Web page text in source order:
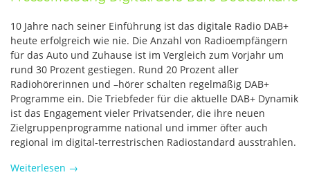
10 Jahre nach seiner Einführung ist das digitale Radio DAB+
heute erfolgreich wie nie. Die Anzahl von Radioempfängern
für das Auto und Zuhause ist im Vergleich zum Vorjahr um
rund 30 Prozent gestiegen. Rund 20 Prozent aller
Radiohörerinnen und –hörer schalten regelmäßig DAB+
Programme ein. Die Triebfeder für die aktuelle DAB+ Dynamik
ist das Engagement vieler Privatsender, die ihre neuen
Zielgruppenprogramme national und immer öfter auch
regional im digital-terrestrischen Radiostandard ausstrahlen.
Weiterlesen →